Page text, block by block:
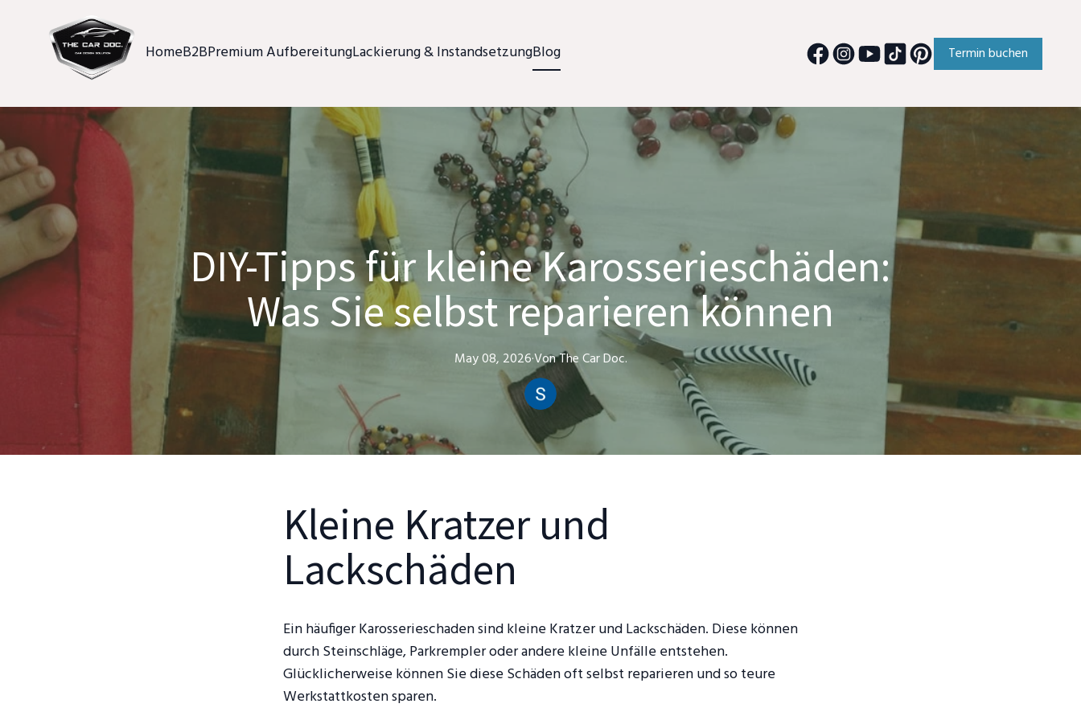
HomeB2BPremium AufbereitungLackierung & InstandsetzungBlog Termin buchen
DIY-Tipps für kleine Karosserieschäden:
Was Sie selbst reparieren können
May 08, 2026·VonThe CarDoc.
Kleine Kratzer und
Lackschäden
Ein häufiger Karosserieschaden sind kleine Kratzer und Lackschäden. Diese können
durch Steinschläge, Parkrempler oder andere kleine Unfälle entstehen.
Glücklicherweise können Sie diese Schäden oft selbst reparieren und so teure
Werkstattkosten sparen.